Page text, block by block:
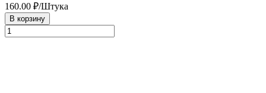
160.00 ₽/Штука
В корзину